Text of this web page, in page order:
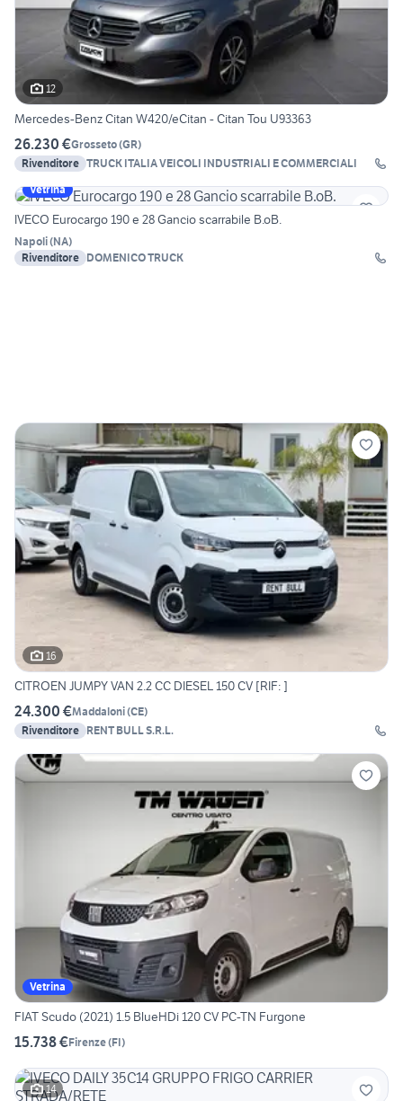
12
Mercedes-Benz Citan W420/eCitan - Citan Tou U93363
26.230 €Grosseto(GR)
Rivenditore TRUCK ITALIA VEICOLI INDUSTRIALI E COMMERCIALI
Vetrina
IVECO Eurocargo 190 e 28 Gancio scarrabile B.oB.
Napoli(NA)
Rivenditore DOMENICO TRUCK
16
CITROEN JUMPY VAN 2.2 CC DIESEL 150 CV [RIF: ]
24.300 €Maddaloni(CE)
Rivenditore RENT BULL S.R.L.
Vetrina
FIAT Scudo (2021) 1.5 BlueHDi 120 CV PC-TN Furgone
15.738 €Firenze(FI)
14